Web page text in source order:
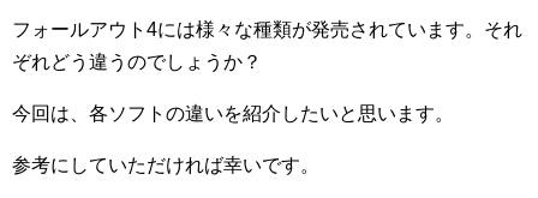
フォールアウト4には様々な種類が発売されています。それ
ぞれどう違うのでしょうか？
今回は、各ソフトの違いを紹介したいと思います。
参考にしていただければ幸いです。